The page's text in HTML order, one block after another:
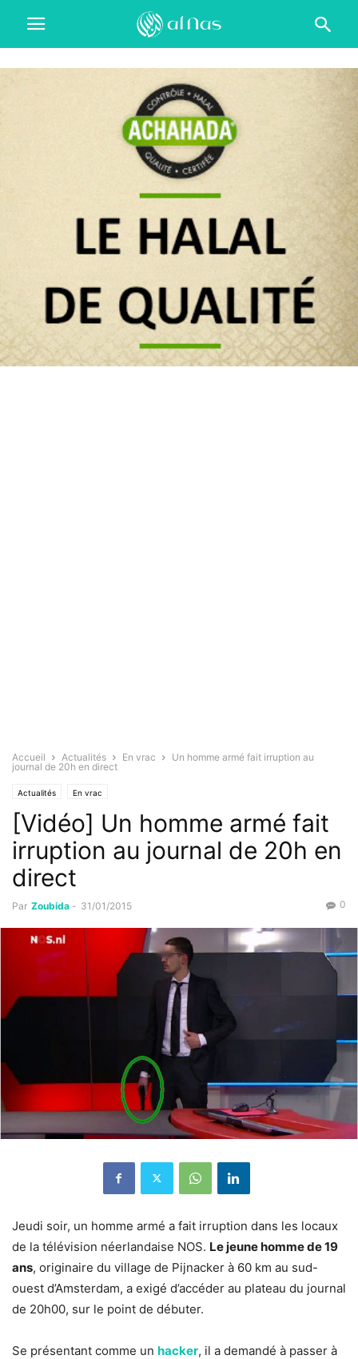
Accueil Actualités En vrac
Un homme armé fait irruption au
journal de 20h en direct
Actualités En vrac
[Vidéo] Un homme armé fait
irruption au journal de 20h en
direct
Par Zoubida - 31/01/2015 0
Jeudi soir, un homme armé a fait irruption dans les locaux
de la télévision néerlandaise NOS. Le jeune homme de 19
ans, originaire du village de Pijnacker à 60 km au sud-
ouest d’Amsterdam, a exigé d’accéder au plateau du journal
de 20h00, sur le point de débuter.
Se présentant comme un hacker, il a demandé à passer à